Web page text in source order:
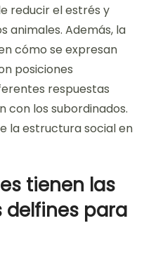
reducir el estrés y
animales. Además, la
cómo se expresan
posiciones
respuestas
con los subordinados.
la estructura social en
tienen las
delfines para